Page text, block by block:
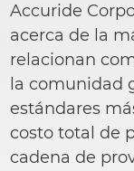
ayuda
a
la
Accuride
acerca de la
relacionan
la comunidad
estándares
costo total de
cadena de